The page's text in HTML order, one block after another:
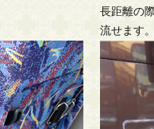
長距離の
流せます